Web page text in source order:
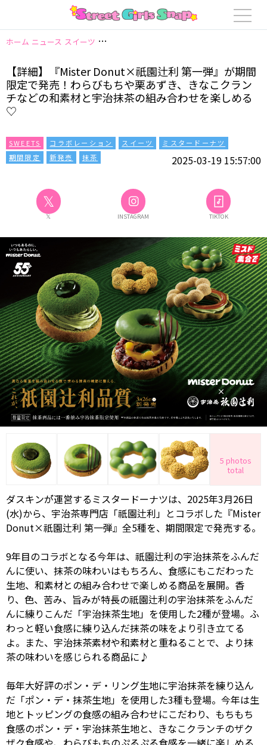
ホーム ニュース スイーツ 【詳細】『Mister Donut×祇園辻利 第一弾』が
【詳細】『Mister Donut×祇園辻利 第一弾』が期間
限定で発売！わらびもちや栗あずき、きなこクラン
チなどの和素材と宇治抹茶の組み合わせを楽しめる
♡
SWEETS コラボレーション スイーツ
ミスタードーナツ
期間限定
新発売 抹茶 2025-03-19 15:57:00
𝕏
𝕏 INSTAGRAM TIKTOK
5 photos
total
ダスキンが゙運営するミスタードーナツは、2025年3月26日
(水)から、宇治茶専門店「祇園辻利」とコラボした『Mister
Donut×祇園辻利 第一弾』全5種を、期間限定で発売する。
9年目のコラボとなる今年は、祇園辻利の宇治抹茶をふんだ
んに使い、抹茶の味わいはもちろん、食感にもこだわった
生地、和素材との組み合わせで楽しめる商品を展開。香
り、色、苦み、旨みが特長の祇園辻利の宇治抹茶をふんだ
んに練りこんだ「宇治抹茶生地」を使用した2種が登場。ふ
わっと軽い食感に練り込んだ抹茶の味をより引き立てる
よ。また、宇治抹茶素材や和素材と重ねることで、より抹
茶の味わいを感じられる商品に♪
毎年大好評のポン・デ・リング生地に宇治抹茶を練り込ん
だ「ポン・デ・抹茶生地」を使用した3種も登場。今年は生
地とトッピングの食感の組み合わせにこだわり、もちもち
食感のポン・デ・宇治抹茶生地と、きなこクランチのザク